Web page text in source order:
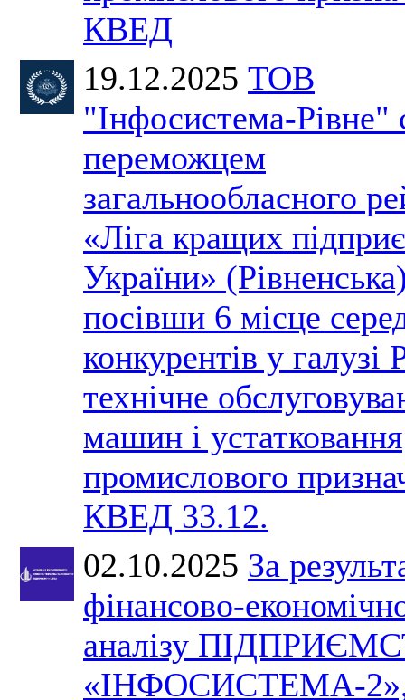
КВЕД
19.12.2025 ТОВ
"Інфосистема-Рівне"
переможцем
загальнообласного
«Ліга кращих
України»
посівши 6 місце
конкурентів у галузі
технічне
машин і устатковання
промислового
КВЕД 33.12.
02.10.2025 За
фінансово-
аналізу
«ІНФОСИСТЕМА-2»,